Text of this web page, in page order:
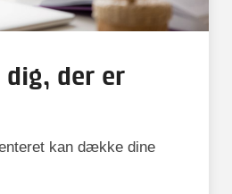
der er
kan dække dine